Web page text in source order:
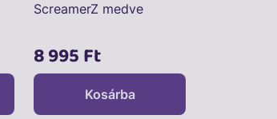
ScreamerZ medve
8 995 Ft
Kosárba